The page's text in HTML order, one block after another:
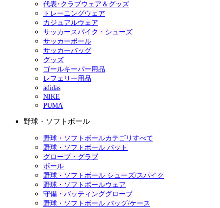
代表･クラブウェア＆グッズ
トレーニングウェア
カジュアルウェア
サッカースパイク・シューズ
サッカーボール
サッカーバッグ
グッズ
ゴールキーパー用品
レフェリー用品
adidas
NIKE
PUMA
野球・ソフトボール
野球・ソフトボールカテゴリすべて
野球・ソフトボール バット
グローブ・グラブ
ボール
野球・ソフトボール シューズ/スパイク
野球・ソフトボールウェア
守備・バッティンググローブ
野球・ソフトボール バッグ/ケース